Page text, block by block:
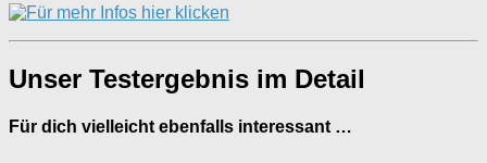
Unser Testergebnis im Detail
Für dich vielleicht ebenfalls interessant …